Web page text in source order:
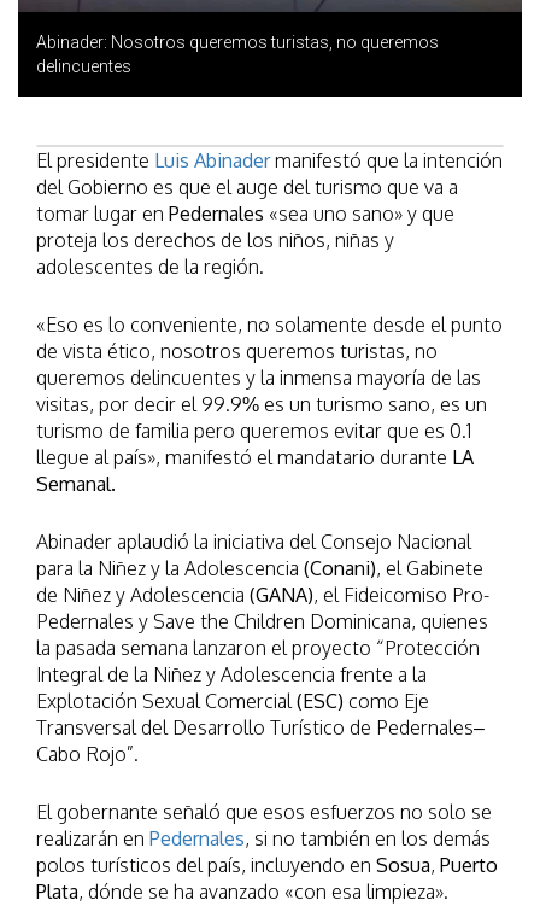
Abinader: Nosotros queremos turistas, no queremos
delincuentes
El presidente Luis Abinadermanifestó que la intención
del Gobierno es que el auge del turismo que va a
tomar lugar en Pedernales «sea uno sano» y que
proteja los derechos de los niños, niñas y
adolescentes de la región.
«Eso es lo conveniente, no solamente desde el punto
de vista ético, nosotros queremos turistas, no
queremos delincuentes y la inmensa mayoría de las
visitas, por decir el 99.9% es un turismo sano, es un
turismo de familia pero queremos evitar que es 0.1
llegue al país», manifestó el mandatario durante LA
Semanal.
Abinader aplaudió la iniciativa del Consejo Nacional
para la Niñez y la Adolescencia (Conani), el Gabinete
de Niñez y Adolescencia (GANA), el Fideicomiso Pro-
Pedernales y Save the Children Dominicana, quienes
la pasada semana lanzaron el proyecto “Protección
Integral de la Niñez y Adolescencia frente a la
Explotación Sexual Comercial(ESC) como Eje
Transversal del Desarrollo Turístico de Pedernales–
Cabo Rojo”.
El gobernante señaló que esos esfuerzos no solo se
realizarán en Pedernales, si no también en los demás
polos turísticos del país, incluyendo en Sosua, Puerto
Plata, dónde se ha avanzado «con esa limpieza».